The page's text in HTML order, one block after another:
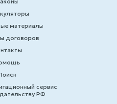
материалы
договоров
сервис
РФ